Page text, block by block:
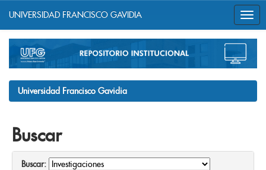
navigation
UNIVERSIDAD FRANCISCO GAVIDIA
Universidad Francisco Gavidia
Buscar
Buscar: